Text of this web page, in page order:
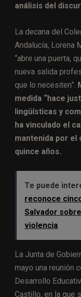
análisis del
La decana del
Andalucía, Lorena
“abre una puerta,
nueva salida
que lo necesiten”.
medida “hace
lingüísticas y
ha vinculado el
mantenida por el
quince años.
Te puede
reconoce
Salvador
violencia
La Junta de
mayo una reunión
Desarrollo
Castillo, en la que